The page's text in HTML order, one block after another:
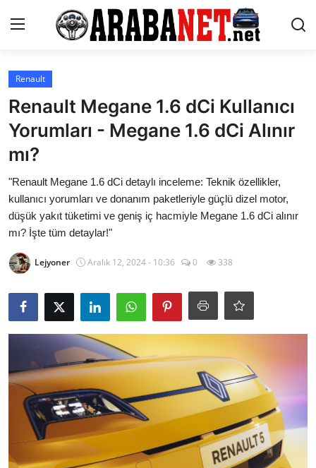
Giriş yapmak
Anasayfa
İletişim
Araba Markaları
Paketler
Karşılaştırmalar
Kronik Sorunlar
Bakım & Arıza Çözümleri
İkinci El & Ekspertiz
Muayene & Emisyon
Trafik Cezaları & Mevzuat
Ehliyet & Ruhsat İşlemleri
Sigorta & Kasko
Renault
Renault Megane 1.6 dCi Kullanıcı
Yorumları - Megane 1.6 dCi Alınır
mı?
"Renault Megane 1.6 dCi detaylı inceleme: Teknik özellikler,
kullanıcı yorumları ve donanım paketleriyle güçlü dizel motor,
düşük yakıt tüketimi ve geniş iç hacmiyle Megane 1.6 dCi alınır
mı? İşte tüm detaylar!"
Lejyoner Aralık 12, 2024 - 10:36 0 338